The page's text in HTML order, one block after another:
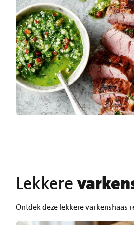
Lekkere
Ontdek deze lekkere varkenshaas